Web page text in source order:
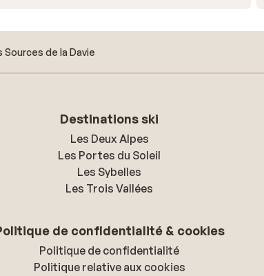
Sources de la Davie
Destinations ski
Les Deux Alpes
Les Portes du Soleil
Les Sybelles
Les Trois Vallées
de confidentialité & cookies
Politique de confidentialité
Politique relative aux cookies